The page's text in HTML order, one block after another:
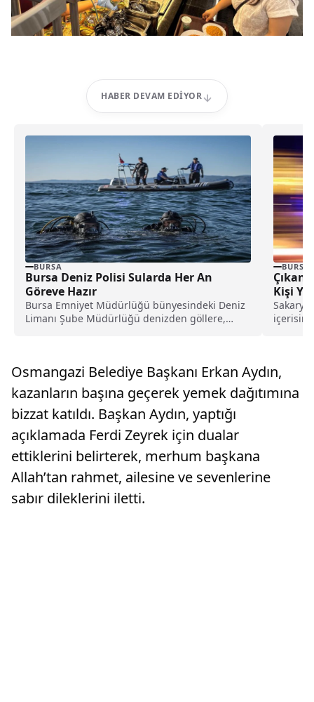
HABER DEVAM EDIYOR
BURSA
Bursa Deniz Polisi Sularda Her An
Göreve Hazır
Bursa Emniyet Müdürlüğü bünyesindeki Deniz
Limanı Şube Müdürlüğü denizden göllere,
BURSA
Çıkan
Kişi
Sakarya
Osmangazi Belediye Başkanı Erkan Aydın,
kazanların başına geçerek yemek dağıtımına
bizzat katıldı. Başkan Aydın, yaptığı
açıklamada Ferdi Zeyrek için dualar
ettiklerini belirterek, merhum başkana
Allah’tan rahmet, ailesine ve sevenlerine
sabır dileklerini iletti.